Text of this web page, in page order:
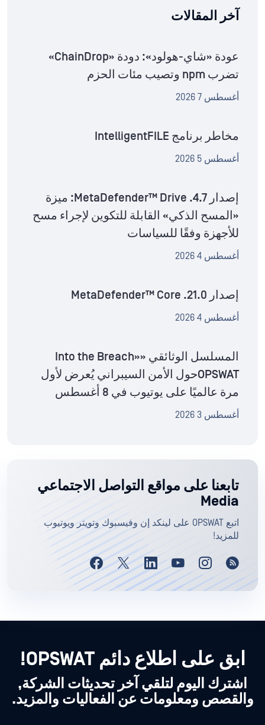
آخر المقالات
عودة «شاي-هولود»: دودة «ChainDrop»
تضرب npm وتصيب مئات الحزم
أغسطس 7 2026
مخاطر برنامج IntelligentFILE
أغسطس 5 2026
إصدار MetaDefender™ Drive .4.7: ميزة
«المسح الذكي» القابلة للتكوين لإجراء مسح
للأجهزة وفقًا للسياسات
أغسطس 4 2026
إصدار MetaDefender™ Core .21.0
أغسطس 4 2026
المسلسل الوثائقي «Into the Breach»
OPSWATحول الأمن السيبراني يُعرض لأول
مرة عالميًا على يوتيوب في 8 أغسطس
أغسطس 3 2026
تابعنا على مواقع التواصل الاجتماعي
Media
اتبع OPSWAT على لينكد إن وفيسبوك وتويتر ويوتيوب
للمزيد!
ابق على اطلاع دائم OPSWAT!
اشترك اليوم لتلقي آخر تحديثات الشركة,
والقصص ومعلومات عن الفعاليات والمزيد.